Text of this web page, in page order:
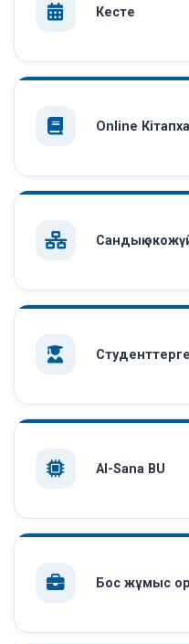
Кесте
Online
Сандық
AI-Sana BU
Бос жұмыс